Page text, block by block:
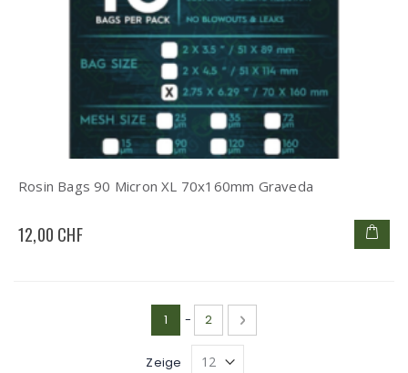
Rosin Bags 90 Micron XL 70x160mm Graveda
12,00 CHF
Seite
Sie lesen gerade die Seite
1 - Seite
2 Seite
Weiter
Zeige